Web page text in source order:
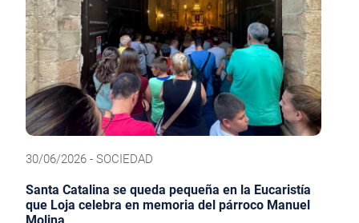
30/06/2026 - SOCIEDAD
Santa Catalina se queda pequeña en la Eucaristía
que Loja celebra en memoria del párroco Manuel
Molina